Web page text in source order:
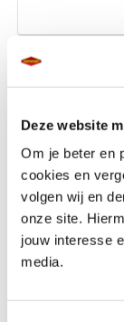
Deze website
Om je beter en
cookies en
volgen wij en
onze site.
jouw interesse
media.
Bouwjaar *
Kenteken *